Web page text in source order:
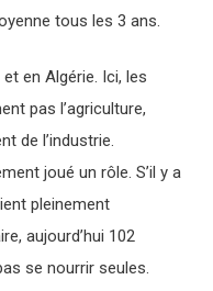
tous les 3 ans.
en Algérie. Ici, les
pas l’agriculture,
de l’industrie.
joué un rôle. S’il y a
pleinement
aujourd’hui 102
se nourrir seules.